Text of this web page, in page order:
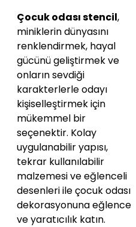
Çocuk odası stencil,
miniklerin dünyasını
renklendirmek, hayal
gücünü geliştirmek ve
onların sevdiği
karakterlerle odayı
kişiselleştirmek için
mükemmel bir
seçenektir. Kolay
uygulanabilir yapısı,
tekrar kullanılabilir
malzemesi ve eğlenceli
desenleri ile çocuk odası
dekorasyonuna eğlence
ve yaratıcılık katın.